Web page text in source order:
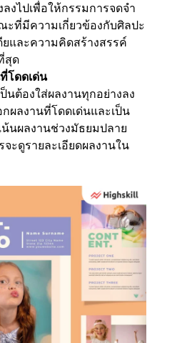
ลงไปเพื่อให้กรรมการจดจำ
ะที่มีความเกี่ยวข้องกับศิลปะ
ยและความคิดสร้างสรรค์
สุด
โดดเด่น
นต้องใส่ผลงานทุกอย่างลง
ผลงานที่โดดเด่นและเป็น
น้นผลงานช่วงมัธยมปลาย
จะดูรายละเอียดผลงานใน